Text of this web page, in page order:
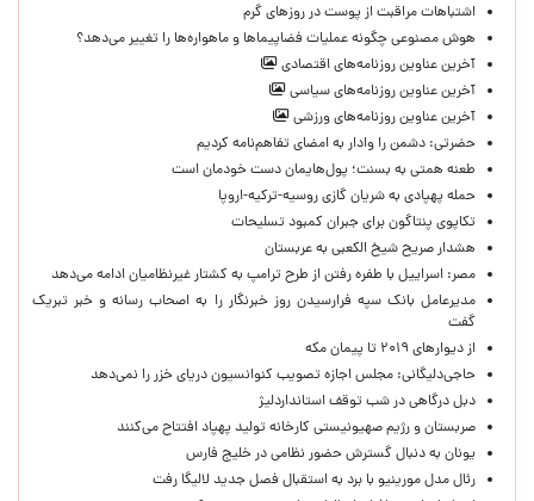
اشتباهات مراقبت از پوست در روزهای گرم
هوش مصنوعی چگونه عملیات فضاپیماها و ماهواره‌ها را تغییر می‌دهد؟
آخرین عناوین روزنامه‌های اقتصادی
آخرین عناوین روزنامه‌های سیاسی
آخرین عناوین روزنامه‌های ورزشی
حضرتی: دشمن را وادار به امضای تفاهم‌نامه کردیم
طعنه همتی به بسنت؛ پول‌هایمان دست خودمان است
حمله پهپادی به شریان گازی روسیه-ترکیه-اروپا
تکاپوی پنتاگون برای جبران کمبود تسلیحات
هشدار صریح شیخ الکعبی به عربستان
مصر: اسراییل با طفره رفتن از طرح ترامپ به کشتار غیرنظامیان ادامه می‌دهد
مدیرعامل بانک سپه فرارسیدن روز خبرنگار را به اصحاب رسانه و خبر تبریک
گفت
از دیوارهای ۲۰۱۹ تا پیمان مکه
حاجی‌دلیگانی: مجلس اجازه تصویب کنوانسیون دریای خزر را نمی‌دهد
دبل درگاهی در شب توقف استانداردلیژ
صربستان و رژیم صهیونیستی کارخانه تولید پهپاد افتتاح می‌کنند
یونان به دنبال گسترش حضور نظامی در خلیج فارس
رئال مدل مورینیو با برد به استقبال فصل جدید لالیگا رفت